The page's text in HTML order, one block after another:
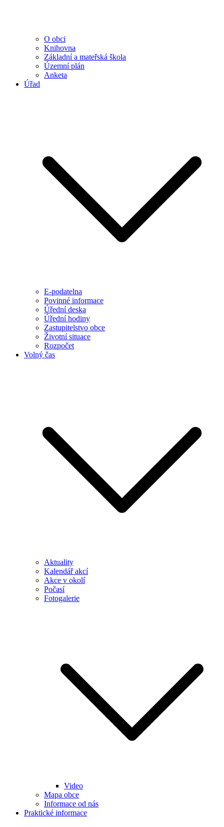
O obci
Knihovna
Základní a mateřská škola
Územní plán
Anketa
Úřad
E-podatelna
Povinné informace
Úřední deska
Úřední hodiny
Zastupitelstvo obce
Životní situace
Rozpočet
Volný čas
Aktuality
Kalendář akcí
Akce v okolí
Počasí
Fotogalerie
Video
Mapa obce
Informace od nás
Praktické informace